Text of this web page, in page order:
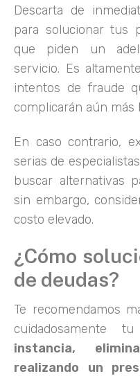
Descarta de
para solucionar tus
que piden un
servicio. Es
intentos de fraude
complicarán aún más
En caso contrario,
serias de
buscar alternativas
sin embargo,
costo elevado.
¿Cómo
de deudas?
Te recomendamos
cuidadosamente
instancia,
realizando un